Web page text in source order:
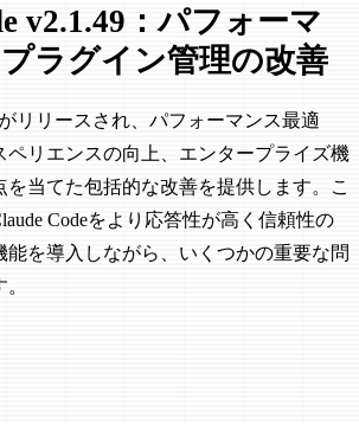
v2.1.49：パフォーマ
ラグイン管理の改善
がリリースされ、パフォーマンス最適
ペリエンスの向上、エンタープライズ機
当てた包括的な改善を提供します。こ
Codeをより応答性が高く信頼性の
能を導入しながら、いくつかの重要な問